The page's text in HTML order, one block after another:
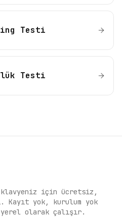
Testi
Testi
için ücretsiz,
Kayıt yok, kurulum yok
yerel olarak çalışır.